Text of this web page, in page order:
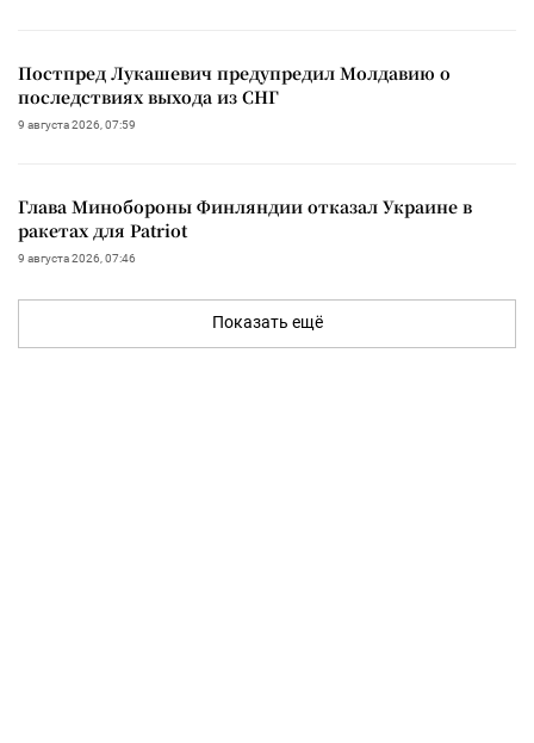
Постпред Лукашевич предупредил Молдавию о
последствиях выхода из СНГ
9 августа 2026, 07:59
Глава Минобороны Финляндии отказал Украине в
ракетах для Patriot
9 августа 2026, 07:46
Показать ещё